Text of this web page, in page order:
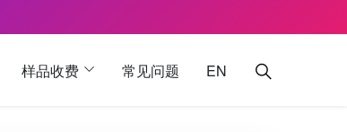
样品收费 常见问题 EN